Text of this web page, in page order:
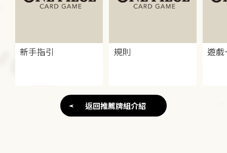
新手指引 規則 遊
返回推薦牌組介紹